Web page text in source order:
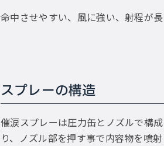
命中させやすい、風に強い、射程が
スプレーの構造
催涙スプレーは圧力缶とノズルで構
り、ノズル部を押す事で内容物を噴射